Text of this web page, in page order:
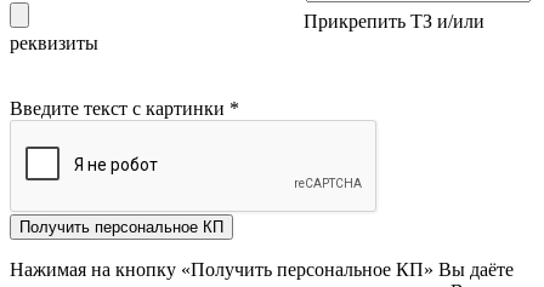
Прикрепить ТЗ и/или
реквизиты
Введите текст с картинки *
Получить персональное КП
Нажимая на кнопку «Получить персональное КП» Вы даёте